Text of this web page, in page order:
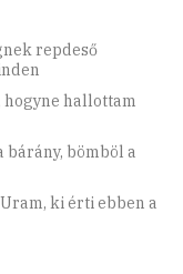
repdeső
hogyne hallottam
bárány, bömböl a
ki érti ebben a